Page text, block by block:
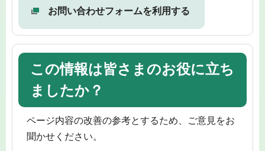
お問い合わせフォームを利用する
この情報は皆さまのお役に立ち
ましたか？
ページ内容の改善の参考とするため、ご意見をお
聞かせください。